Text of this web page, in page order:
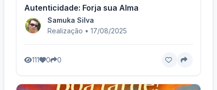
Autenticidade: Forja sua Alma
Samuka Silva
Realização • 17/08/2025
111 0 0